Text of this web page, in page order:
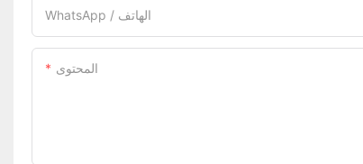
WhatsApp / الهاتف
المحتوى